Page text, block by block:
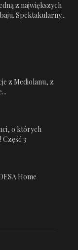
z największych
Spektakularny...
z Mediolanu, z
o których
3
Home